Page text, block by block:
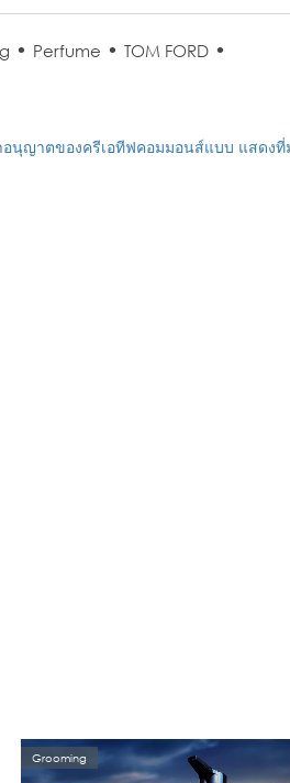
• Perfume • TOM FORD •
นุญาตของครีเอทีฟคอมมอนส์แบบ แสดงที่
Grooming